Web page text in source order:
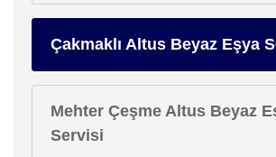
Çakmaklı Altus Beyaz Eşya
Mehter Çeşme Altus Beyaz
Servisi